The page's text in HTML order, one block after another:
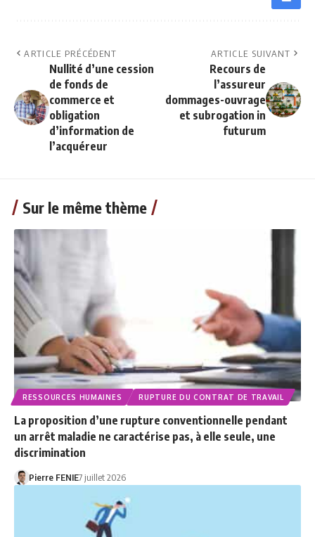
ARTICLE PRÉCÉDENT
Nullité d’une cession
de fonds de
commerce et
obligation
d’information de
l’acquéreur
ARTICLE SUIVANT
Recours de
l’assureur
dommages-ouvrage
et subrogation in
futurum
Sur le même thème
RESSOURCES HUMAINES RUPTURE DU CONTRAT DE TRAVAIL
La proposition d’une rupture conventionnelle pendant
un arrêt maladie ne caractérise pas, à elle seule, une
discrimination
Pierre FENIE7 juillet 2026